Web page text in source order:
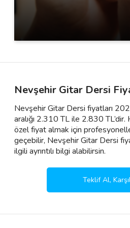
Nevşehir Gitar Dersi
Nevşehir Gitar Dersi fiyatları
aralığı 2.310 TL ile 2.830
özel fiyat almak için
geçebilir, Nevşehir Gitar Dersi
ilgili ayrıntılı bilgi alabilirsin.
Teklif Al,